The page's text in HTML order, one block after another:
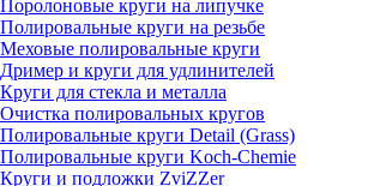
Поролоновые круги на липучке
Полировальные круги на резьбе
Меховые полировальные круги
Дример и круги для удлинителей
Круги для стекла и металла
Очистка полировальных кругов
Полировальные круги Detail (Grass)
Полировальные круги Koch-Chemie
Круги и подложки ZviZZer